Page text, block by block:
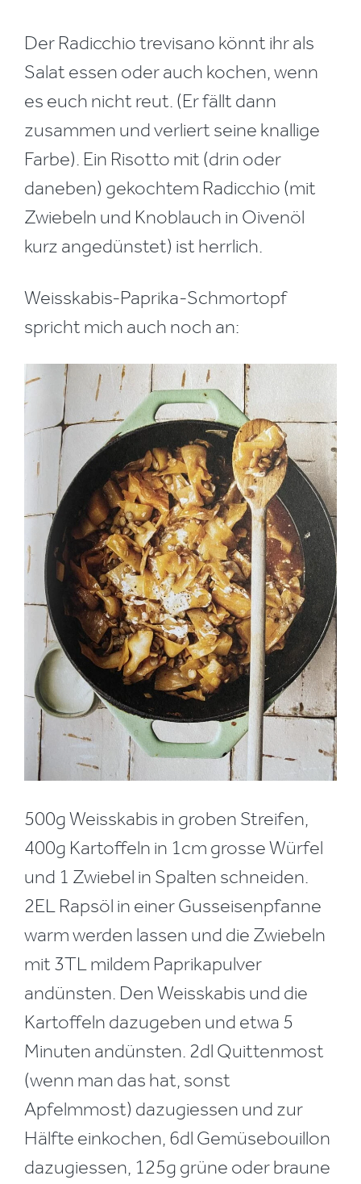
Der Radicchio trevisano könnt ihr als
Salat essen oder auch kochen, wenn
es euch nicht reut. (Er fällt dann
zusammen und verliert seine knallige
Farbe). Ein Risotto mit (drin oder
daneben) gekochtem Radicchio (mit
Zwiebeln und Knoblauch in Oivenöl
kurz angedünstet) ist herrlich.
Weisskabis-Paprika-Schmortopf
spricht mich auch noch an:
500g Weisskabis in groben Streifen,
400g Kartoffeln in 1cm grosse Würfel
und 1 Zwiebel in Spalten schneiden.
2EL Rapsöl in einer Gusseisenpfanne
warm werden lassen und die Zwiebeln
mit 3TL mildem Paprikapulver
andünsten. Den Weisskabis und die
Kartoffeln dazugeben und etwa 5
Minuten andünsten. 2dl Quittenmost
(wenn man das hat, sonst
Apfelmmost) dazugiessen und zur
Hälfte einkochen, 6dl Gemüsebouillon
dazugiessen, 125g grüne oder braune